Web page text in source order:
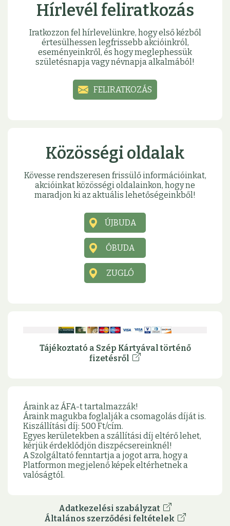
Hírlevél feliratkozás
Iratkozzon fel hírlevelünkre, hogy első kézből
értesülhessen legfrissebb akcióinkról,
eseményeinkről, és hogy meglephessük
születésnapja vagy névnapja alkalmából!
FELIRATKOZÁS
Közösségi oldalak
Kövesse rendszeresen frissülő információinkat,
akcióinkat közösségi oldalainkon, hogy ne
maradjon ki az aktuális lehetőségeinkből!
ÚJBUDA
ÓBUDA
ZUGLÓ
Tájékoztató a Szép Kártyával történő
fizetésről
Áraink az ÁFA-t tartalmazzák!
Áraink magukba foglalják a csomagolás díját is.
Kiszállítási díj: 500 Ft/cím.
Egyes kerületekben a szállítási díj eltérő lehet,
kérjük érdeklődjön diszpécsereinknél!
A Szolgáltató fenntartja a jogot arra, hogy a
Platformon megjelenő képek eltérhetnek a
valóságtól.
Adatkezelési szabályzat
Általános szerződési feltételek